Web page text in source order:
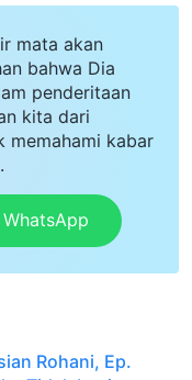
mata akan
bahwa Dia
penderitaan
kita dari
memahami kabar
Rohani, Ep.